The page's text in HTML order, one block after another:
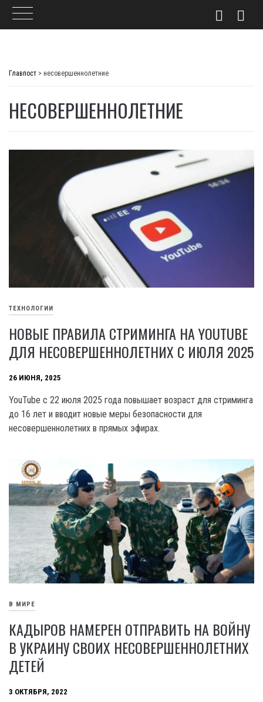
Главпост > несовершеннолетние
НЕСОВЕРШЕННОЛЕТНИЕ
ТЕХНОЛОГИИ
НОВЫЕ ПРАВИЛА СТРИМИНГА НА YOUTUBE
ДЛЯ НЕСОВЕРШЕННОЛЕТНИХ С ИЮЛЯ 2025
26 ИЮНЯ, 2025
YouTube с 22 июля 2025 года повышает возраст для стриминга
до 16 лет и вводит новые меры безопасности для
несовершеннолетних в прямых эфирах.
В МИРЕ
КАДЫРОВ НАМЕРЕН ОТПРАВИТЬ НА ВОЙНУ
В УКРАИНУ СВОИХ НЕСОВЕРШЕННОЛЕТНИХ
ДЕТЕЙ
3 ОКТЯБРЯ, 2022